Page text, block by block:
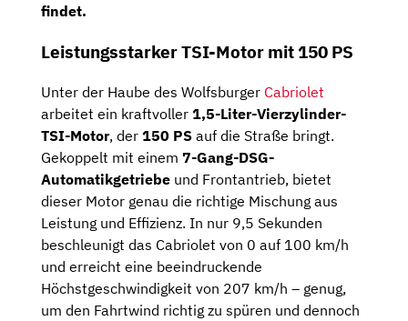
findet.
Leistungsstarker TSI-Motor mit 150 PS
Unter der Haube des Wolfsburger Cabriolet
arbeitet ein kraftvoller 1,5-Liter-Vierzylinder-
TSI-Motor, der 150 PS auf die Straße bringt.
Gekoppelt mit einem 7-Gang-DSG-
Automatikgetriebe und Frontantrieb, bietet
dieser Motor genau die richtige Mischung aus
Leistung und Effizienz. In nur 9,5 Sekunden
beschleunigt das Cabriolet von 0 auf 100 km/h
und erreicht eine beeindruckende
Höchstgeschwindigkeit von 207 km/h – genug,
um den Fahrtwind richtig zu spüren und dennoch